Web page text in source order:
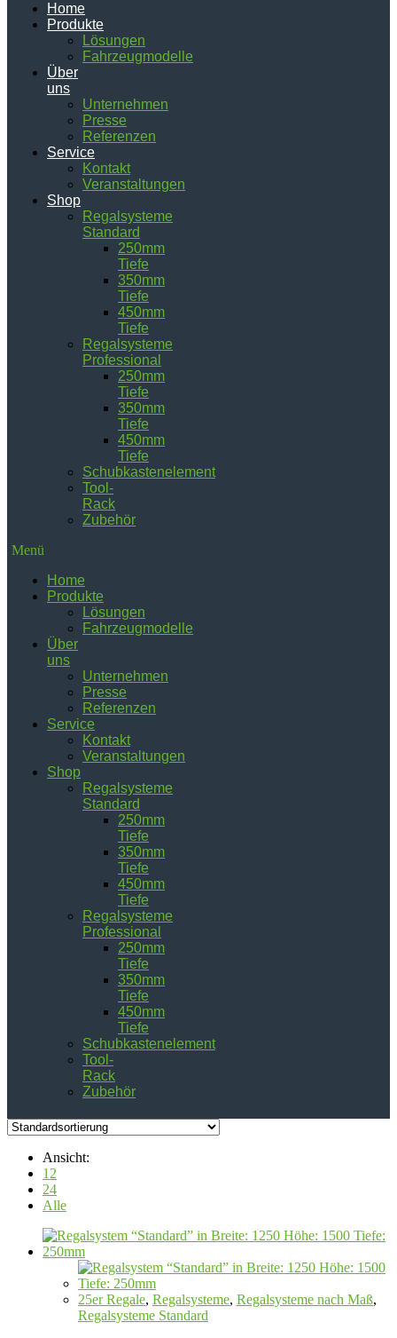
Home
Produkte
Lösungen
Fahrzeugmodelle
Über
uns
Unternehmen
Presse
Referenzen
Service
Kontakt
Veranstaltungen
Shop
Regalsysteme
Standard
250mm
Tiefe
350mm
Tiefe
450mm
Tiefe
Regalsysteme
Professional
250mm
Tiefe
350mm
Tiefe
450mm
Tiefe
Schubkastenelement
Tool-
Rack
Zubehör
Menü
Home
Produkte
Lösungen
Fahrzeugmodelle
Über
uns
Unternehmen
Presse
Referenzen
Service
Kontakt
Veranstaltungen
Shop
Regalsysteme
Standard
250mm
Tiefe
350mm
Tiefe
450mm
Tiefe
Regalsysteme
Professional
250mm
Tiefe
350mm
Tiefe
450mm
Tiefe
Schubkastenelement
Tool-
Rack
Zubehör
Ansicht:
12
24
Alle
25er Regale, Regalsysteme, Regalsysteme nach Maß,
Regalsysteme Standard